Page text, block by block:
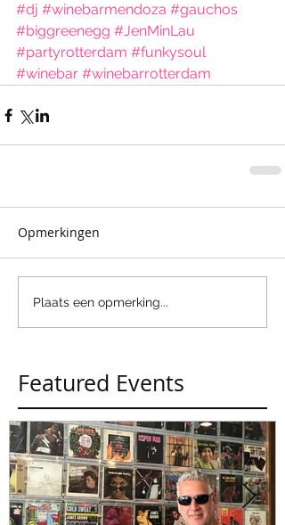
#dj #winebarmendoza #gauchos
#biggreenegg #JenMinLau
#partyrotterdam #funkysoul
#winebar #winebarrotterdam
Opmerkingen
Plaats een opmerking...
Featured Events